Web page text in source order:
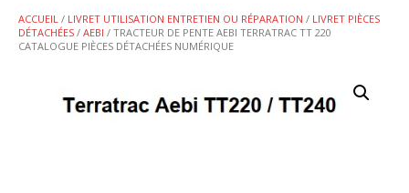
ACCUEIL / LIVRET UTILISATION ENTRETIEN OU RÉPARATION / LIVRET PIÈCES
DÉTACHÉES / AEBI / TRACTEUR DE PENTE AEBI TERRATRAC TT 220
CATALOGUE PIÈCES DÉTACHÉES NUMÉRIQUE